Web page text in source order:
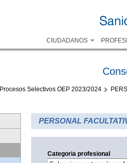
CIUDADANOS
Procesos Selectivos OEP 2023/2024
PERSONAL
Categoria profesional